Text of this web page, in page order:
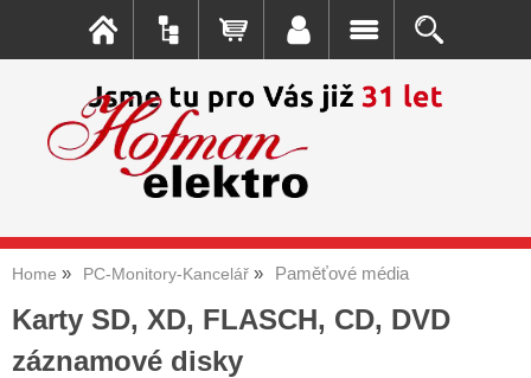
Home PC-Monitory-Kancelář Paměťové média
Karty SD, XD, FLASCH, CD, DVD
záznamové disky